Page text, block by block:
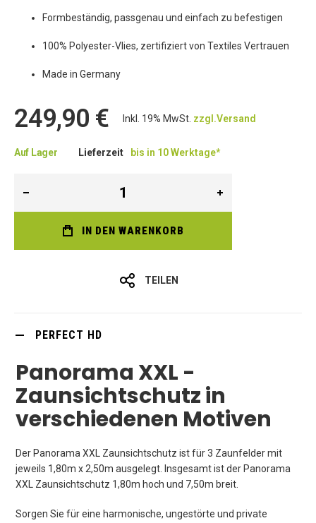
Formbeständig, passgenau und einfach zu befestigen
100% Polyester-Vlies, zertifiziert von Textiles Vertrauen
Made in Germany
249,90 € Inkl. 19% MwSt. zzgl.Versand
Auf Lager Lieferzeit bis in 10 Werktage*
IN DEN WARENKORB
TEILEN
PERFECT HD
Panorama XXL -
Zaunsichtschutz in
verschiedenen Motiven
Der Panorama XXL Zaunsichtschutz ist für 3 Zaunfelder mit
jeweils 1,80m x 2,50m ausgelegt. Insgesamt ist der Panorama
XXL Zaunsichtschutz 1,80m hoch und 7,50m breit.
Sorgen Sie für eine harmonische, ungestörte und private